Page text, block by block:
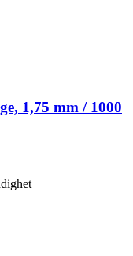
1,75 mm / 1000